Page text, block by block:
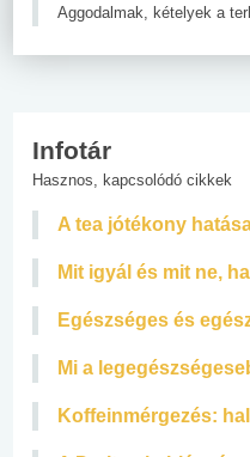
Aggodalmak, kételyek a
Infotár
Hasznos, kapcsolódó cikkek
A tea jótékony
Mit igyál és mit ne,
Egészséges és
Mi a
Koffeinmérgezés: